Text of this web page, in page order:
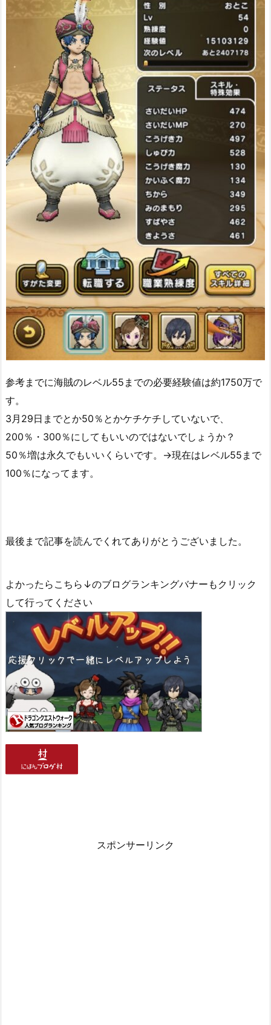
参考までに海賊のレベル55までの必要経験値は約1750万で
す。
3月29日までとか50％とかケチケチしていないで、
200％・300％にしてもいいのではないでしょうか？
50％増は永久でもいいくらいです。→現在はレベル55まで
100％になってます。
最後まで記事を読んでくれてありがとうございました。
よかったらこちら↓のブログランキングバナーもクリック
して行ってください
スポンサーリンク